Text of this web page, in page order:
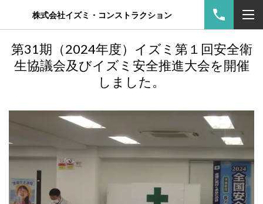
株式会社イズミ・コンストラクション
第31期（2024年度）イズミ第１回安全衛
生協議会及びイズミ安全推進大会を開催
しました。